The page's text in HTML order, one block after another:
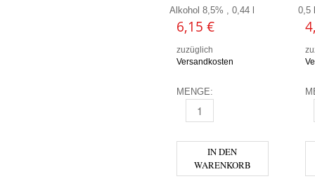
Alkohol 8,5% , 0,44 l
6,15 €
zuzüglich
Versandkosten
MENGE:
CAMBA - BLACK SHARK
IN DEN
WARENKORB
0,5 l